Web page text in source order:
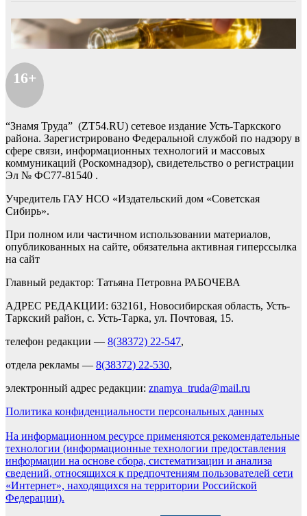
16+
“Знамя Труда” (ZT54.RU) сетевое издание Усть-Таркского
района. Зарегистрировано Федеральной службой по надзору в
сфере связи, информационных технологий и массовых
коммуникаций (Роскомнадзор), свидетельство о регистрации
Эл № ФС77-81540 .
Учредитель ГАУ НСО «Издательский дом «Советская
Сибирь».
При полном или частичном использовании материалов,
опубликованных на сайте, обязательна активная гиперссылка
на сайт
Главный редактор: Татьяна Петровна РАБОЧЕВА
АДРЕС РЕДАКЦИИ: 632161, Новосибирская область, Усть-
Таркский район, с. Усть-Тарка, ул. Почтовая, 15.
телефон редакции — 8(38372) 22-547,
отдела рекламы — 8(38372) 22-530,
электронный адрес редакции: znamya_truda@mail.ru
Политика конфиденциальности персональных данных
На информационном ресурсе применяются рекомендательные
технологии (информационные технологии предоставления
информации на основе сбора, систематизации и анализа
сведений, относящихся к предпочтениям пользователей сети
«Интернет», находящихся на территории Российской
Федерации).